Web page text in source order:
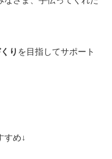
り を目指してサポート
すめ↓